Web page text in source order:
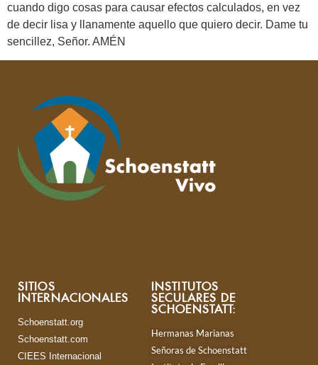
cuando digo cosas para causar efectos calculados, en vez
de decir lisa y llanamente aquello que quiero decir. Dame tu
sencillez, Señor. AMÉN
SITIOS
INTERNACIONALES
Schoenstatt.org
Schoenstatt.com
CIEES Internacional
INSTITUTOS
SECULARES DE
SCHOENSTATT:
Hermanas Marianas
Señoras de Schoenstatt